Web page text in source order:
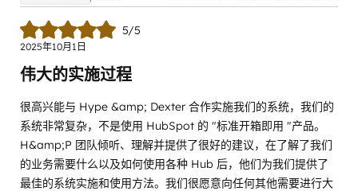
5/5
2025年10月1日
伟大的实施过程
很高兴能与 Hype &amp; Dexter 合作实施我们的系统，我们的
系统非常复杂，不是使用 HubSpot 的 "标准开箱即用 "产品。
H&amp;P 团队倾听、理解并提供了很好的建议，在了解了我们
的业务需要什么以及如何使用各种 Hub 后，他们为我们提供了
最佳的系统实施和使用方法。我们很愿意向任何其他需要进行大